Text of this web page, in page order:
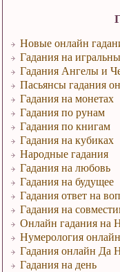
Новые онлайн
Гадания на
Гадания Ангелы и
Пасьянсы гадания
Гадания на монетах
Гадания по рунам
Гадания по книгам
Гадания на кубиках
Народные гадания
Гадания на любовь
Гадания на будущее
Гадания ответ на
Гадания на
Онлайн гадания на
Нумерология онлайн
Гадания онлайн Да
Гадания на день